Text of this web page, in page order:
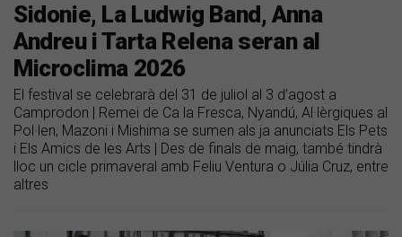
​Sidonie, La Ludwig Band, Anna
Andreu i Tarta Relena seran al
Microclima 2026
El festival se celebrarà del 31 de juliol al 3 d’agost a
Camprodon | Remei de Ca la Fresca, Nyandú, Al·lèrgiques al
Pol·len, Mazoni i Mishima se sumen als ja anunciats Els Pets
i Els Amics de les Arts | Des de finals de maig, també tindrà
lloc un cicle primaveral amb Feliu Ventura o Júlia Cruz, entre
altres